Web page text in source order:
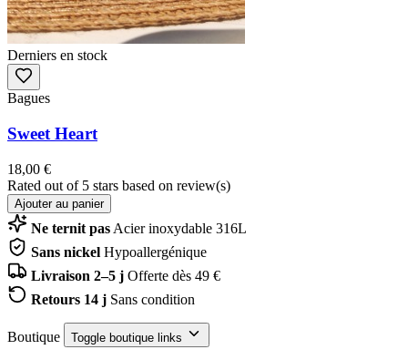
Derniers en stock
Bagues
Sweet Heart
18,00 €
Rated out of 5 stars based on review(s)
Ajouter au panier
Ne ternit pas Acier inoxydable 316L
Sans nickel Hypoallergénique
Livraison 2–5 j Offerte dès 49 €
Retours 14 j Sans condition
Boutique Toggle boutique links